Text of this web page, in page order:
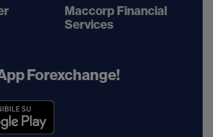
Maccorp Financial
Services
Forexchange!